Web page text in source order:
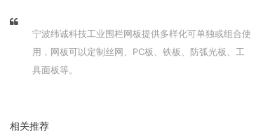
宁波纬诚科技工业围栏网板提供多样化可单独或组合使
用，网板可以定制丝网、PC板、铁板、防弧光板、工
具面板等。
相关推荐